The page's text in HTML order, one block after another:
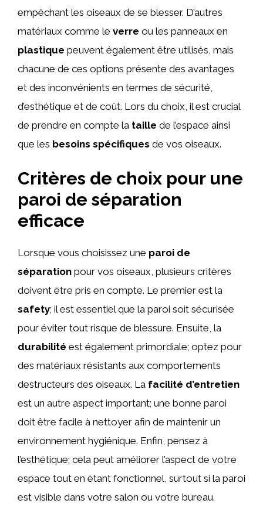
empêchant les oiseaux de se blesser. D’autres
matériaux comme le verre ou les panneaux en
plastique peuvent également être utilisés, mais
chacune de ces options présente des avantages
et des inconvénients en termes de sécurité,
d’esthétique et de coût. Lors du choix, il est crucial
de prendre en compte la taille de l’espace ainsi
que les besoins spécifiques de vos oiseaux.
Critères de choix pour une
paroi de séparation
efficace
Lorsque vous choisissez une paroi de
séparation pour vos oiseaux, plusieurs critères
doivent être pris en compte. Le premier est la
safety; il est essentiel que la paroi soit sécurisée
pour éviter tout risque de blessure. Ensuite, la
durabilité est également primordiale; optez pour
des matériaux résistants aux comportements
destructeurs des oiseaux. La facilité d’entretien
est un autre aspect important; une bonne paroi
doit être facile à nettoyer afin de maintenir un
environnement hygiénique. Enfin, pensez à
l’esthétique; cela peut améliorer l’aspect de votre
espace tout en étant fonctionnel, surtout si la paroi
est visible dans votre salon ou votre bureau.